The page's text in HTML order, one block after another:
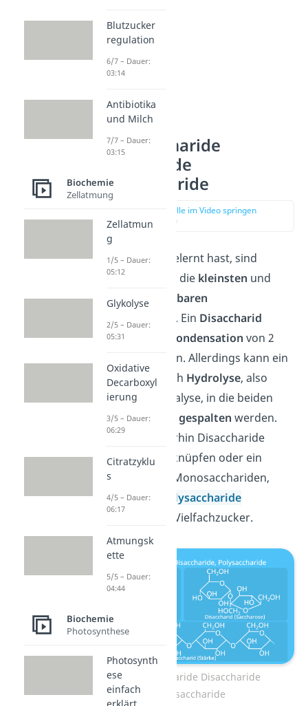
Monosaccharide
Disaccharide
Polysaccharide
zur Stelle im Video springen
(02:24)
Wie du bereits gelernt hast, sind
Monosaccharide
die kleinsten und
nicht mehr spaltbaren
Zuckereinheiten
. Ein Disaccharid
entsteht durch
Kondensation von 2
Monosacchariden. Allerdings kann ein
Disaccharid durch Hydrolyse, also
unter saurer Katalyse, in die beiden
Monosaccharide gespalten werden.
Wenn sich weiterhin Disaccharide
miteinander verknüpfen oder ein
Disaccharid mit Monosacchariden,
dann können
Polysaccharide
entstehen, also Vielfachzucker.
Monosaccharide Disaccharide
Polysaccharide
Blutzucker
regulation
6/7 – Dauer:
03:14
Antibiotika
und Milch
7/7 – Dauer:
03:15
Biochemie
Zellatmung
Zellatmun
g
1/5 – Dauer:
05:12
Glykolyse
2/5 – Dauer:
05:31
Oxidative
Decarboxyl
ierung
3/5 – Dauer:
06:29
Citratzyklu
s
4/5 – Dauer:
06:17
Atmungsk
ette
5/5 – Dauer:
04:44
Biochemie
Photosynthese
Photosynth
ese
einfach